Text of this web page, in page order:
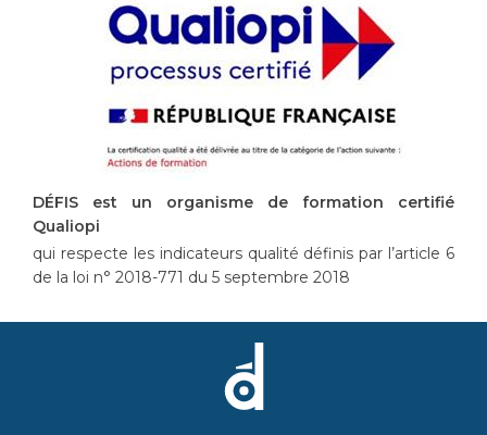
DÉFIS est un organisme de formation certifié
Qualiopi
qui respecte les indicateurs qualité définis par l’article 6
de la loi n° 2018-771 du 5 septembre 2018